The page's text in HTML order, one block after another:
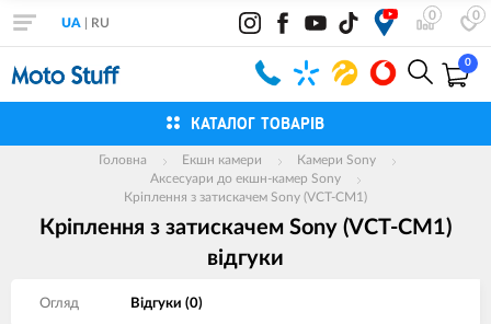
0 0
UA RU
0
КАТАЛОГ ТОВАРІВ
Головна Екшн камери
Камери Sony
Аксесуари до екшн-камер Sony
Кріплення з затискачем Sony (VCT-CM1)
Кріплення з затискачем Sony (VCT-CM1)
вiдгуки
Огляд Вiдгуки (0)